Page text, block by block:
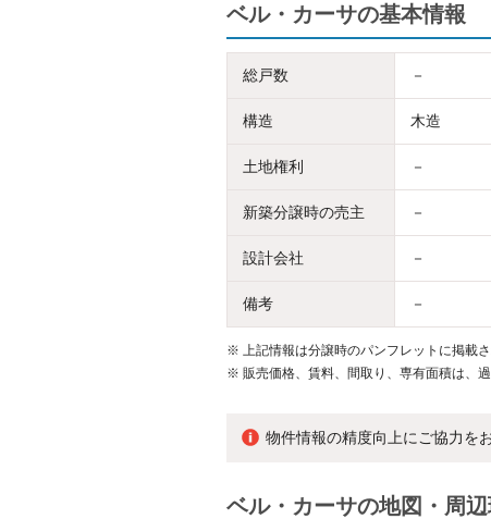
ベル・カーサの基本情報
総戸数 －
構造 木造
土地権利 －
新築分譲時の売主 －
設計会社 －
備考 －
※
上記情報は分譲時のパンフレットに掲載
※ 販売価格、賃料、間取り、専有面積は、
物件情報の精度向上にご協力を
ベル・カーサの地図・周